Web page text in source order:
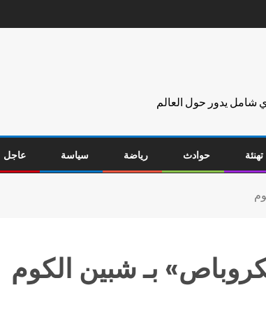
شامل يدور حول العالم
تهنئة حوادث رياضة سياسة عاجل